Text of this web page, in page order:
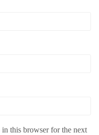
in this browser for the next